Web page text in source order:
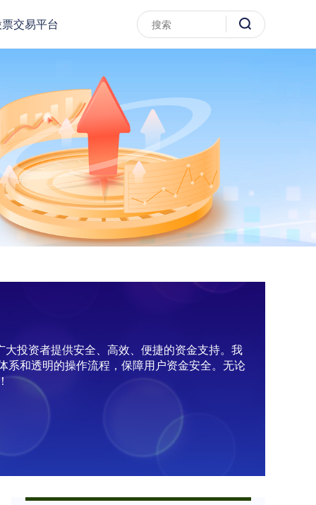
交易平台
投资者提供安全、高效、便捷的资金支持。我
系和透明的操作流程，保障用户资金安全。无论